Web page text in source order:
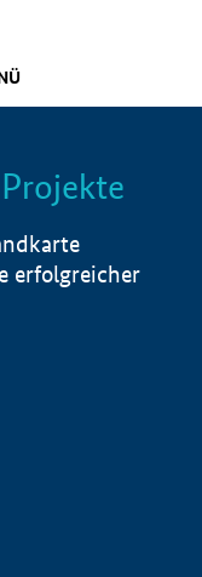
Info
erfolgreicher